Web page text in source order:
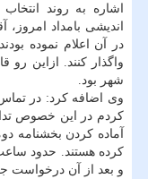
اشاره به روند
اندیشی بامداد
در آن اعلام نموده
واگذار كنند. ازاین
شهر بود.
وی اضافه كرد: در
كردم در این خصوص
آماده كردن بخشنامه
و بعد از آن درخواست